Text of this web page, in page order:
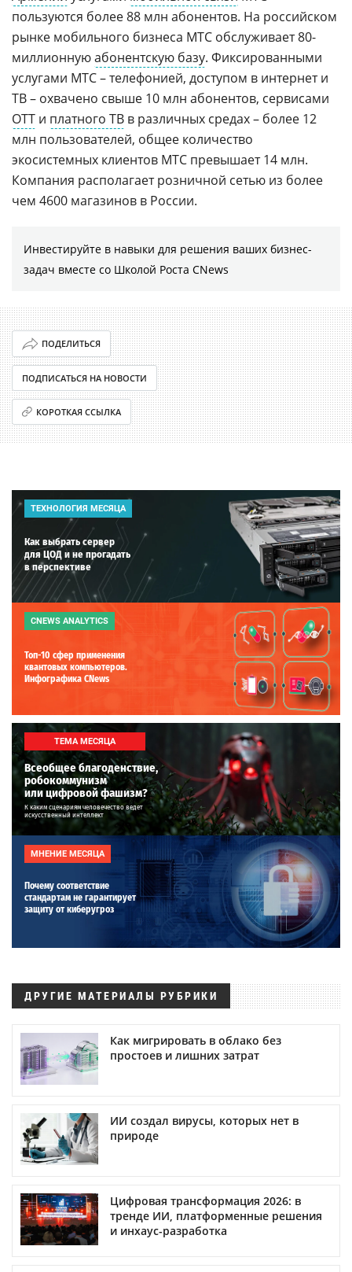
пользуются более 88 млн абонентов. На российском
рынке мобильного бизнеса МТС обслуживает 80-
миллионнуюабонентскую базу. Фиксированными
услугами МТС – телефонией, доступом в интернет и
ТВ – охвачено свыше 10 млн абонентов, сервисами
OTT и платного ТВ в различных средах – более 12
млн пользователей, общее количество
экосистемных клиентов МТС превышает 14 млн.
Компания располагает розничной сетью из более
чем 4600 магазинов в России.
Инвестируйте в навыки для решения ваших бизнес-
задач вместе со Школой Роста CNews
ПОДЕЛИТЬСЯ
ПОДПИСАТЬСЯ НА НОВОСТИ
КОРОТКАЯ ССЫЛКА
ТЕХНОЛОГИЯ МЕСЯЦА
Как выбрать сервер
для ЦОД и не прогадать
в перспективе
CNEWS ANALYTICS
Топ-10 сфер применения
квантовых компьютеров.
Инфографика CNews
ТЕМА МЕСЯЦА
Всеобщее благоденствие,
робокоммунизм
или цифровой фашизм?
К каким сценариям человечество ведет
искусственный интеллект
МНЕНИЕ МЕСЯЦА
Почему соответствие
стандартам не гарантирует
защиту от киберугроз
ДРУГИЕ МАТЕРИАЛЫ РУБРИКИ
Как мигрировать в облако без
простоев и лишних затрат
ИИ создал вирусы, которых нет в
природе
Цифровая трансформация 2026: в
тренде ИИ, платформенные решения
и инхаус-разработка